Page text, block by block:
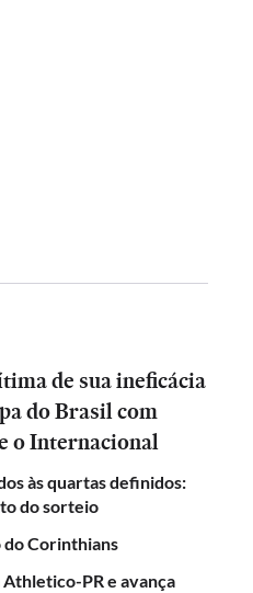
de sua ineficácia
do Brasil com
o Internacional
às quartas definidos:
do sorteio
do Corinthians
PR e avança